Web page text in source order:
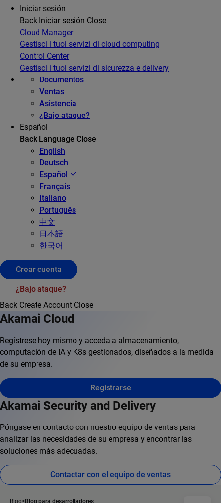
Iniciar sesión
Back Iniciar sesión Close
Cloud Manager
Gestisci i tuoi servizi di cloud computing
Control Center
Gestisci i tuoi servizi di sicurezza e delivery
Documentos
Ventas
Asistencia
¿Bajo ataque?
Español
Back Language Close
English
Deutsch
Español
Français
Italiano
Português
中文
日本語
한국어
Crear cuenta
¿Bajo ataque?
Back Create Account Close
Akamai Cloud
Regístrese hoy mismo y acceda a almacenamiento,
computación de IA y K8s gestionados, diseñados a la medida
de su empresa.
Registrarse
Akamai Security and Delivery
Póngase en contacto con nuestro equipo de ventas para
analizar las necesidades de su empresa y encontrar las
soluciones más adecuadas.
Contactar con el equipo de ventas
Blog Blog para desarrolladores